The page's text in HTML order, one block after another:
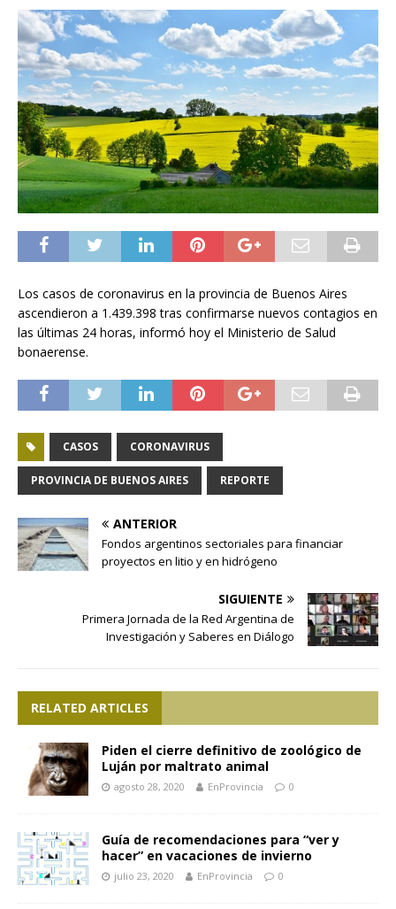
Los casos de coronavirus en la provincia de Buenos Aires
ascendieron a 1.439.398 tras confirmarse nuevos contagios en
las últimas 24 horas, informó hoy el Ministerio de Salud
bonaerense.
CASOS CORONAVIRUS
PROVINCIA DE BUENOS AIRES REPORTE
ANTERIOR
Fondos argentinos sectoriales para financiar
proyectos en litio y en hidrógeno
SIGUIENTE
Primera Jornada de la Red Argentina de
Investigación y Saberes en Diálogo
RELATED ARTICLES
Piden el cierre definitivo de zoológico de
Luján por maltrato animal
agosto 28, 2020 EnProvincia 0
Guía de recomendaciones para “ver y
hacer” en vacaciones de invierno
julio 23, 2020 EnProvincia 0